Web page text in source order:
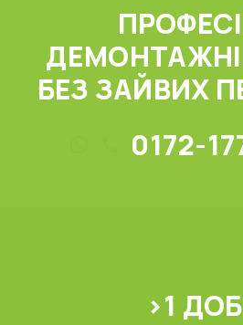
БЕЗ ЗАЙВИХ
0172-
>1